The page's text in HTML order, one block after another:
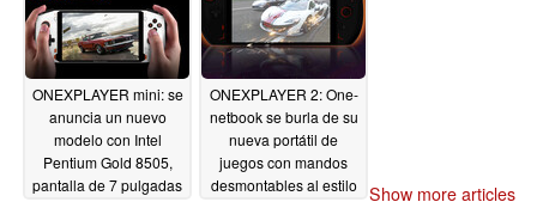
ONEXPLAYER mini: se
anuncia un nuevo
modelo con Intel
Pentium Gold 8505,
pantalla de 7 pulgadas
ONEXPLAYER 2: One-
netbook se burla de su
nueva portátil de
juegos con mandos
desmontables al estilo
Show more articles